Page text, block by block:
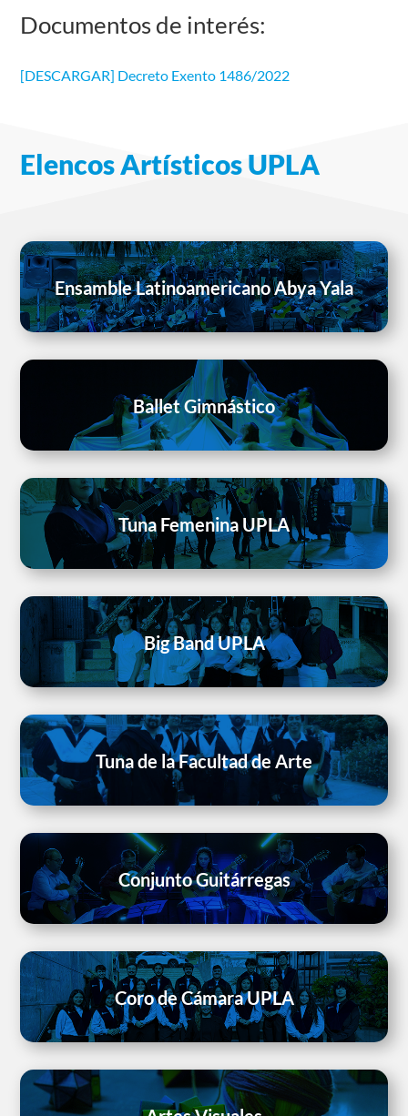
Documentos de interés:
[DESCARGAR] Decreto Exento 1486/2022
Elencos Artísticos UPLA
Ensamble Latinoamericano Abya Yala
Ballet Gimnástico
Tuna Femenina UPLA
Big Band UPLA
Tuna de la Facultad de Arte
Conjunto Guitárregas
Coro de Cámara UPLA